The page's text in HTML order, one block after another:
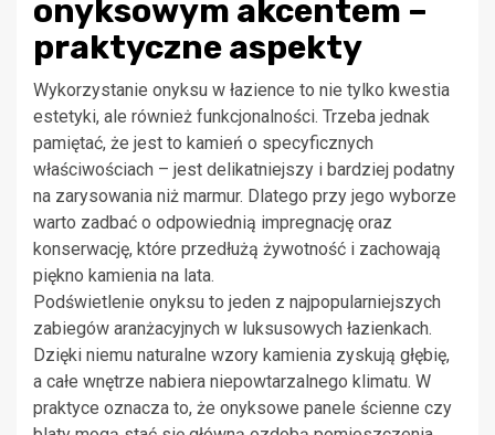
onyksowym akcentem –
praktyczne aspekty
Wykorzystanie onyksu w łazience to nie tylko kwestia
estetyki, ale również funkcjonalności. Trzeba jednak
pamiętać, że jest to kamień o specyficznych
właściwościach – jest delikatniejszy i bardziej podatny
na zarysowania niż marmur. Dlatego przy jego wyborze
warto zadbać o odpowiednią impregnację oraz
konserwację, które przedłużą żywotność i zachowają
piękno kamienia na lata.
Podświetlenie onyksu to jeden z najpopularniejszych
zabiegów aranżacyjnych w luksusowych łazienkach.
Dzięki niemu naturalne wzory kamienia zyskują głębię,
a całe wnętrze nabiera niepowtarzalnego klimatu. W
praktyce oznacza to, że onyksowe panele ścienne czy